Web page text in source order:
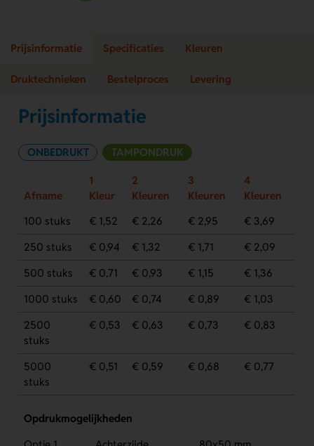
Prijsinformatie Specificaties Kleuren
Druktechnieken Bestelproces Levering
Prijsinformatie
ONBEDRUKT TAMPONDRUK
Afname
1
Kleur
2
Kleuren
3
Kleuren
4
Kleuren
100 stuks
€ 1,52 € 2,26 € 2,95
€ 3,69
250 stuks
€ 0,94 € 1,32 € 1,71
€ 2,09
500 stuks
€ 0,71 € 0,93 € 1,15
€ 1,36
1000 stuks
€ 0,60 € 0,74 € 0,89
€ 1,03
2500
stuks
€ 0,53 € 0,63 € 0,73 € 0,83
5000
stuks
€ 0,51 € 0,59 € 0,68 € 0,77
Opdrukmogelijkheden